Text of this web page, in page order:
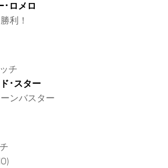
･ロメロ
利！
チ
･スター
ンバスター